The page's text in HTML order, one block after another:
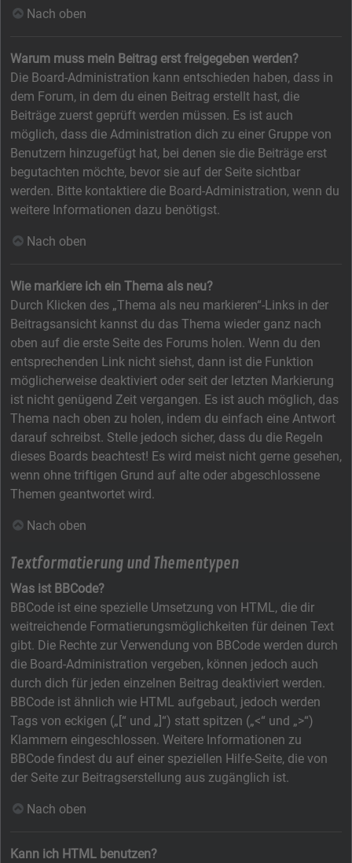
Nach oben
Warum muss mein Beitrag erst freigegeben werden?
Die Board-Administration kann entschieden haben, dass in
dem Forum, in dem du einen Beitrag erstellt hast, die
Beiträge zuerst geprüft werden müssen. Es ist auch
möglich, dass die Administration dich zu einer Gruppe von
Benutzern hinzugefügt hat, bei denen sie die Beiträge erst
begutachten möchte, bevor sie auf der Seite sichtbar
werden. Bitte kontaktiere die Board-Administration, wenn du
weitere Informationen dazu benötigst.
Nach oben
Wie markiere ich ein Thema als neu?
Durch Klicken des „Thema als neu markieren“-Links in der
Beitragsansicht kannst du das Thema wieder ganz nach
oben auf die erste Seite des Forums holen. Wenn du den
entsprechenden Link nicht siehst, dann ist die Funktion
möglicherweise deaktiviert oder seit der letzten Markierung
ist nicht genügend Zeit vergangen. Es ist auch möglich, das
Thema nach oben zu holen, indem du einfach eine Antwort
darauf schreibst. Stelle jedoch sicher, dass du die Regeln
dieses Boards beachtest! Es wird meist nicht gerne gesehen,
wenn ohne triftigen Grund auf alte oder abgeschlossene
Themen geantwortet wird.
Nach oben
Textformatierung und Thementypen
Was ist BBCode?
BBCode ist eine spezielle Umsetzung von HTML, die dir
weitreichende Formatierungsmöglichkeiten für deinen Text
gibt. Die Rechte zur Verwendung von BBCode werden durch
die Board-Administration vergeben, können jedoch auch
durch dich für jeden einzelnen Beitrag deaktiviert werden.
BBCode ist ähnlich wie HTML aufgebaut, jedoch werden
Tags von eckigen („[“ und „]“) statt spitzen („<“ und „>“)
Klammern eingeschlossen. Weitere Informationen zu
BBCode findest du auf einer speziellen Hilfe-Seite, die von
der Seite zur Beitragserstellung aus zugänglich ist.
Nach oben
Kann ich HTML benutzen?